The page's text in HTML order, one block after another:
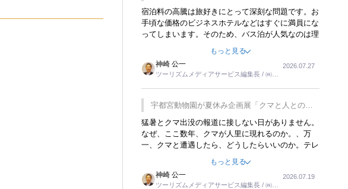
気
宿泊料の高騰は旅好きにとって深刻な問題です。お
手頃な価格のビジネスホテルなどはすぐに満員にな
ってしまいます。そのため、バス泊が人気なのは理
行をした時は、移動はグレイハウンドバスでした。
夕方から夜の便を利用してホテル代を浮かせていま
した。ただし、若いからできたことです。若い人が
夜行バスで京都に行った、青森に行ったと聞くと、
疲れが残らないのかなと思ってしまいます。
もっと見る
神崎 公一
ツーリズムメディアサービス編集長 / ㈱ツ
2026.07.27
宇都宮動物園が夏休み企画展「クマと人との距
離」を7月20日から開催
猛暑とクマ出没の報道に接しない日がありません。
なぜ、ここ数年、クマが人里に現れるのか。、万
一、クマと遭遇したら、どうしたらいいのか。テレ
るなんてことは、冗談でもいえません。そんな中
で、この企画展はタイムリーですね。
もっと見る
神崎 公一
ツーリズムメディアサービス編集長 / ㈱ツ
2026.07.19